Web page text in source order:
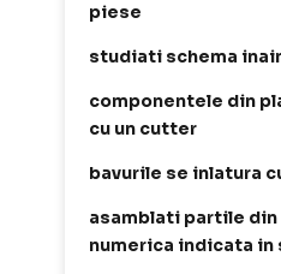
piese
studiati schema
componentele din
cu un cutter
bavurile se inlatura
asamblati partile
numerica indicata in